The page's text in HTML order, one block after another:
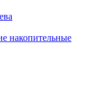
накопительные